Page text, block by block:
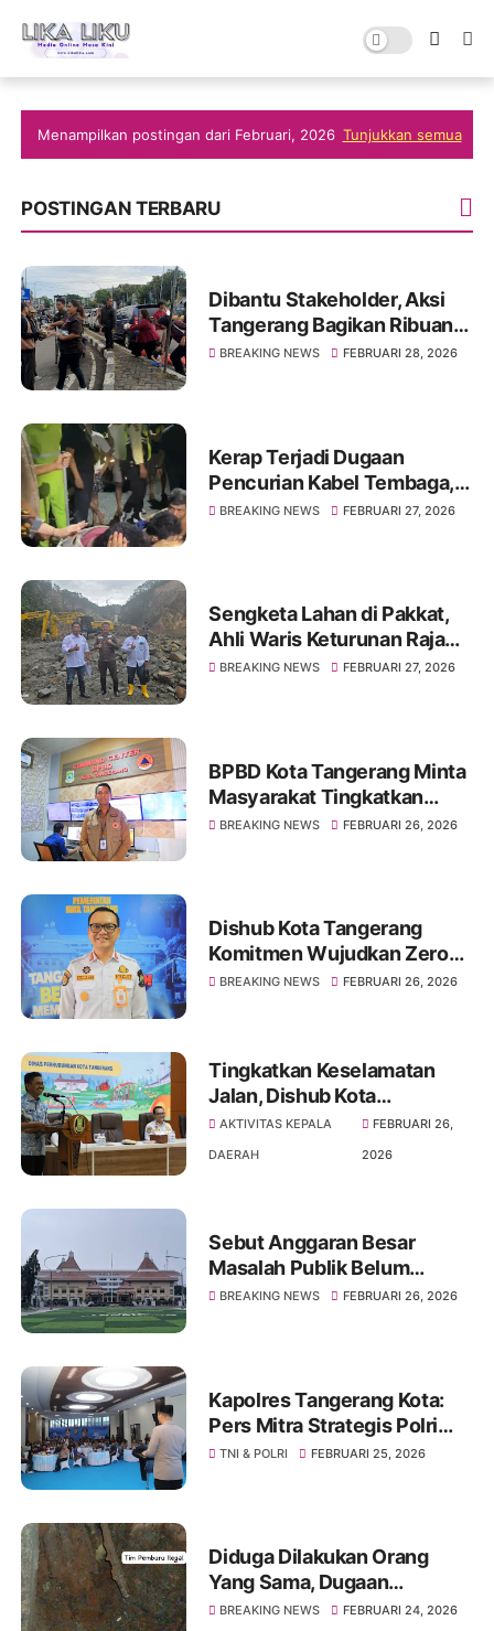
Menampilkan postingan dari Februari, 2026 Tunjukkan semua
POSTINGAN TERBARU
Dibantu Stakeholder, Aksi
Tangerang Bagikan Ribuan
Takjil dan Bukber di Ciledug
BREAKING NEWS FEBRUARI 28, 2026
Kerap Terjadi Dugaan
Pencurian Kabel Tembaga,
Sekelompok Orang
BREAKING NEWS FEBRUARI 27, 2026
Sengketa Lahan di Pakkat,
Ahli Waris Keturunan Raja
Alang Pardosi Gugat PT
BREAKING NEWS FEBRUARI 27, 2026
BPBD Kota Tangerang Minta
Masyarakat Tingkatkan
Kewaspadaan Terhadap
BREAKING NEWS FEBRUARI 26, 2026
Dishub Kota Tangerang
Komitmen Wujudkan Zero
Accident : Strategi
BREAKING NEWS FEBRUARI 26, 2026
Tingkatkan Keselamatan
Jalan, Dishub Kota
Tangerang Gelar Sosialisasi
Pelajar Pelopor LLAJ 2026
AKTIVITAS KEPALA
DAERAH
FEBRUARI 26,
2026
Sebut Anggaran Besar
Masalah Publik Belum
Tuntas, FAM Tangerang
BREAKING NEWS FEBRUARI 26, 2026
Kapolres Tangerang Kota:
Pers Mitra Strategis Polri
dalam Menjaga Kamtibmas
TNI & POLRI FEBRUARI 25, 2026
Diduga Dilakukan Orang
Yang Sama, Dugaan
Pencurian Kabel Tembaga
BREAKING NEWS FEBRUARI 24, 2026